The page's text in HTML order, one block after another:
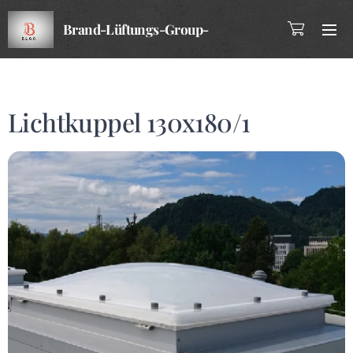
Brand-Lüftungs-Group-
Lichtkuppel 130x180/1